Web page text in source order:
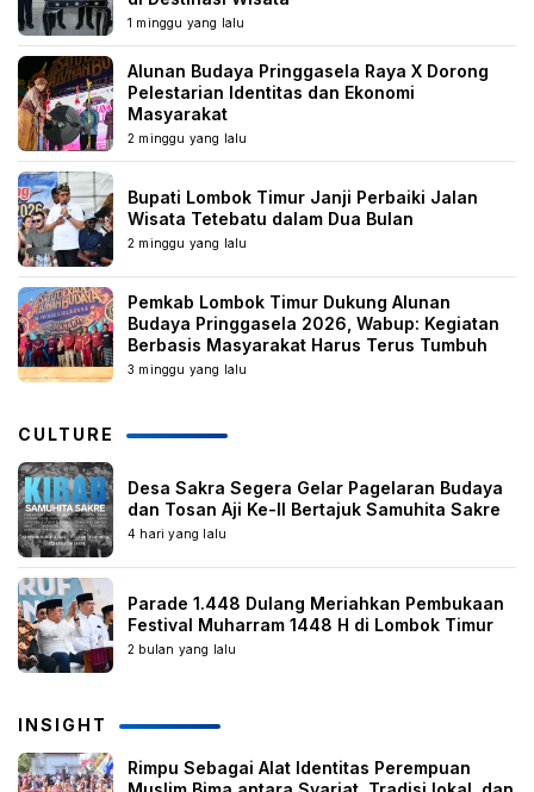
1 minggu yang lalu
Alunan Budaya Pringgasela Raya X Dorong
Pelestarian Identitas dan Ekonomi
Masyarakat
2 minggu yang lalu
Bupati Lombok Timur Janji Perbaiki Jalan
Wisata Tetebatu dalam Dua Bulan
2 minggu yang lalu
Pemkab Lombok Timur Dukung Alunan
Budaya Pringgasela 2026, Wabup: Kegiatan
Berbasis Masyarakat Harus Terus Tumbuh
3 minggu yang lalu
CULTURE
Desa Sakra Segera Gelar Pagelaran Budaya
dan Tosan Aji Ke-II Bertajuk Samuhita Sakre
4 hari yang lalu
Parade 1.448 Dulang Meriahkan Pembukaan
Festival Muharram 1448 H di Lombok Timur
2 bulan yang lalu
INSIGHT
Rimpu Sebagai Alat Identitas Perempuan